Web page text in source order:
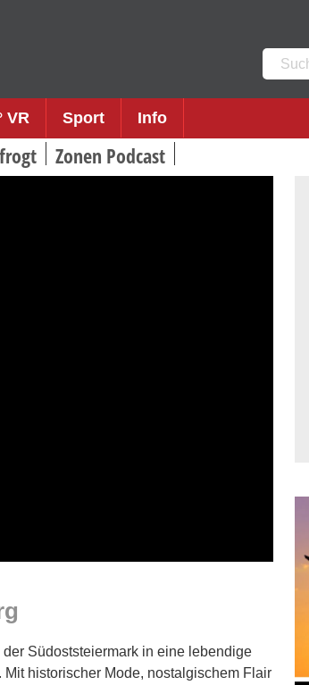
Suchen
nach:
VR Sport Info
Zonen Podcast
Südoststeiermark in eine lebendige
historischer Mode, nostalgischem Flair